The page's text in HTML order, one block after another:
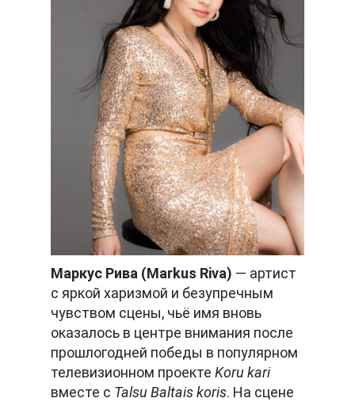
Маркус Рива (Markus Riva) — артист
с яркой харизмой и безупречным
чувством сцены, чьё имя вновь
оказалось в центре внимания после
прошлогодней победы в популярном
телевизионном проекте Koru kari
вместе с Talsu Baltaiskoris. На сцене